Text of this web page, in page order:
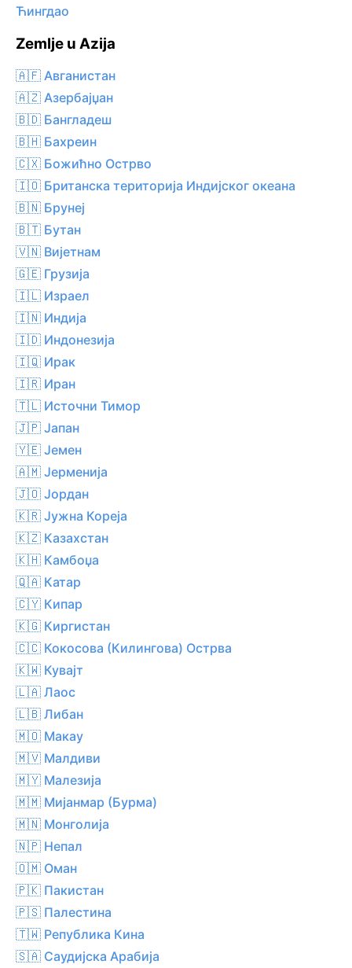
Ћингдао
Zemlje u Azija
🇦🇫 Авганистан
🇦🇿 Азербајџан
🇧🇩 Бангладеш
🇧🇭 Бахреин
🇨🇽 Божићно Острво
🇮🇴 Британска територија Индијског океана
🇧🇳 Брунеј
🇧🇹 Бутан
🇻🇳 Вијетнам
🇬🇪 Грузија
🇮🇱 Израел
🇮🇳 Индија
🇮🇩 Индонезија
🇮🇶 Ирак
🇮🇷 Иран
🇹🇱 Источни Тимор
🇯🇵 Јапан
🇾🇪 Јемен
🇦🇲 Јерменија
🇯🇴 Јордан
🇰🇷 Јужна Кореја
🇰🇿 Казахстан
🇰🇭 Камбоџа
🇶🇦 Катар
🇨🇾 Кипар
🇰🇬 Киргистан
🇨🇨 Кокосова (Килингова) Острва
🇰🇼 Кувајт
🇱🇦 Лаос
🇱🇧 Либан
🇲🇴 Макау
🇲🇻 Малдиви
🇲🇾 Малезија
🇲🇲 Мијанмар (Бурма)
🇲🇳 Монголија
🇳🇵 Непал
🇴🇲 Оман
🇵🇰 Пакистан
🇵🇸 Палестина
🇹🇼 Република Кина
🇸🇦 Саудијска Арабија